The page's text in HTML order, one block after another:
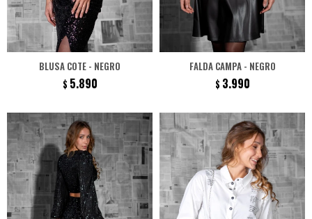
BLUSA COTE - NEGRO
$ 5.890
FALDA CAMPA - NEGRO
$ 3.990